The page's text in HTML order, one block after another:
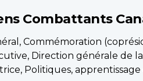
Combattants
Commémoration
Direction générale de
Politiques,